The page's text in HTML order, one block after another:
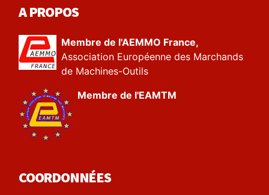
A PROPOS
Membre de l'AEMMO France,
Association Européenne des Marchands
de Machines-Outils
Membre de l'EAMTM
COORDONNÉES